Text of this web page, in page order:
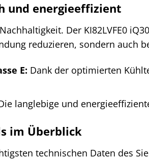
und energieeffizient
Der KI82LVFE0
reduzieren, sondern auch
E: Dank der optimierten
langlebige und
im Überblick
technischen Daten des